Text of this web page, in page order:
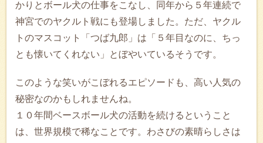
かりとボール犬の仕事をこなし、同年から５年連続で
神宮でのヤクルト戦にも登場しました。ただ、ヤクル
トのマスコット「つば九郎」は「５年目なのに、ちっ
とも懐いてくれない」とぼやいているそうです。
このような笑いがこぼれるエピソードも、高い人気の
秘密なのかもしれませんね。
１０年間ベースボール犬の活動を続けるということ
は、世界規模で稀なことです。わさびの素晴らしさは